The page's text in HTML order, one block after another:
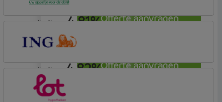
Offerte aanvragen
4,81%
Offerte aanvragen
annuiteit
4,82%
Hypotheek
annuiteit
ING Bank
Basistarief